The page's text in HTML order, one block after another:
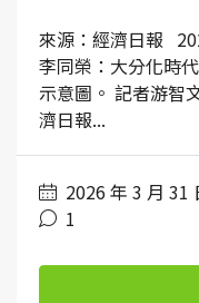
來源：經濟日報
李同榮：大分化時
示意圖。 記者游智
濟日報...
2026 年 3 月 31
1